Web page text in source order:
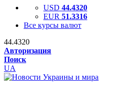
USD 44.4320
EUR 51.3316
Все курсы валют
44.4320
Авторизация
Поиск
UA